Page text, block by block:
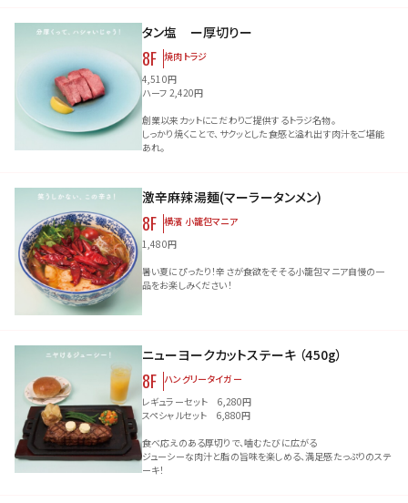
タン塩 ー厚切りー
8F 焼肉トラジ
4,510円
ハーフ 2,420円
創業以来カットにこだわりご提供するトラジ名物。
しっかり焼くことで、サクッとした食感と溢れ出す肉汁をご堪能
あれ。
激辛麻辣湯麺(マーラータンメン)
8F 横濱 小籠包マニア
1,480円
暑い夏にぴったり！辛さが食欲をそそる小籠包マニア自慢の一
品をお楽しみください！
ニューヨークカットステーキ （450g）
8F ハングリータイガー
レギュラーセット 6,280円
スペシャルセット 6,880円
食べ応えのある厚切りで、噛むたびに広がる
ジューシーな肉汁と脂の旨味を楽しめる、満足感たっぷりのステ
ーキ！